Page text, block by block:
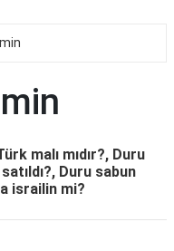
malı mıdır?, Duru
Duru sabun
israilin mi?